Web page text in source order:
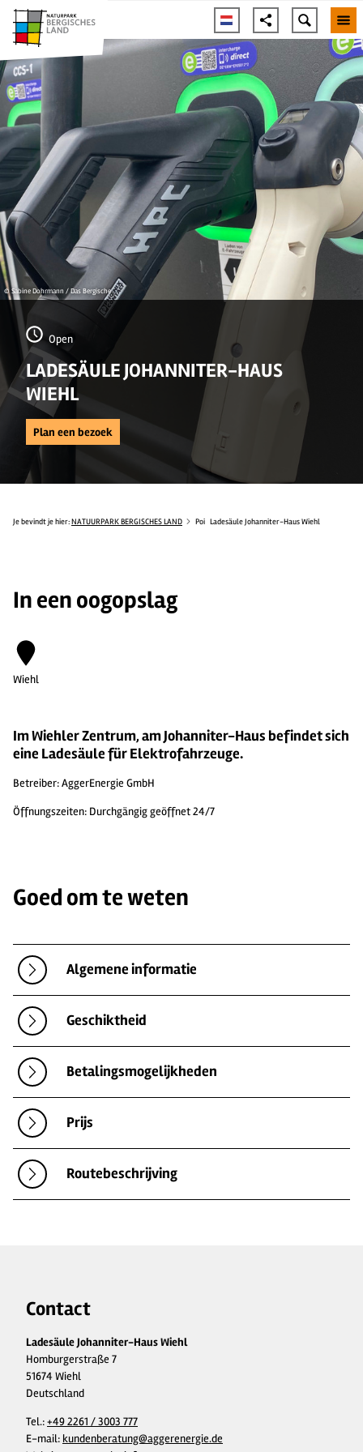
© Sabine Dohrmann / Das Bergische
Open
LADESÄULE JOHANNITER-HAUS
WIEHL
Plan een bezoek
Je bevindt je hier: NATUURPARK BERGISCHES LAND Poi Ladesäule Johanniter-Haus Wiehl
In een oogopslag
Wiehl
Im Wiehler Zentrum, am Johanniter-Haus befindet sich
eine Ladesäule für Elektrofahrzeuge.
Betreiber: AggerEnergie GmbH
Öffnungszeiten: Durchgängig geöffnet 24/7
Goed om te weten
Algemene informatie
Geschiktheid
Betalingsmogelijkheden
Prijs
Routebeschrijving
Contact
Ladesäule Johanniter-Haus Wiehl
Homburgerstraße 7
51674 Wiehl
Deutschland
Tel.:+49 2261 / 3003 777
E-mail: kundenberatung@aggerenergie.de